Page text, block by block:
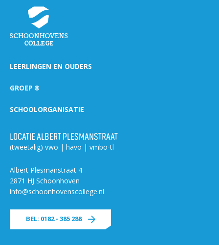
LEERLINGEN EN OUDERS
GROEP 8
SCHOOLORGANISATIE
LOCATIE ALBERT PLESMANSTRAAT
(tweetalig) vwo | havo | vmbo-tl
Albert Plesmanstraat 4
2871 HJ Schoonhoven
info@schoonhovenscollege.nl
BEL: 0182 - 385 288